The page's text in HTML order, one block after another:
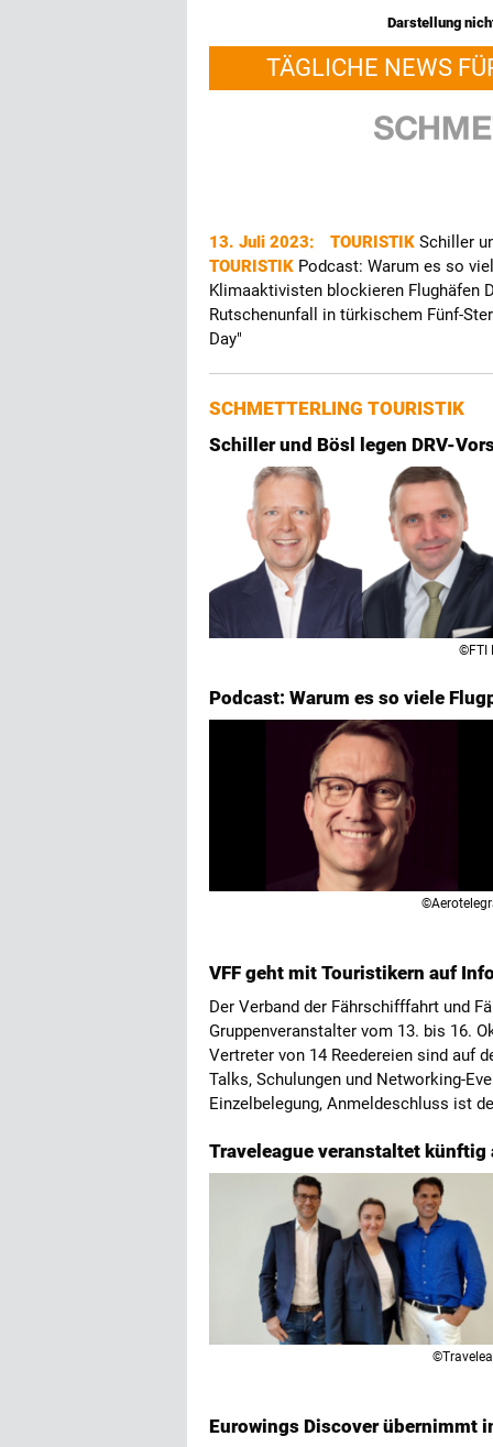
Darstellung
TÄGLICHE NEWS
13. Juli 2023: TOURISTIK Schiller
TOURISTIK Podcast: Warum es so
Klimaaktivisten blockieren Flughäfen
Rutschenunfall in türkischem Fünf-
Day"
SCHMETTERLING TOURISTIK
Schiller und Bösl legen DRV-
©FTI
Podcast: Warum es so viele
VFF geht mit Touristikern auf
Der Verband der Fährschifffahrt und
Gruppenveranstalter vom 13. bis 16.
Vertreter von 14 Reedereien sind auf
Talks, Schulungen und Networking-
Einzelbelegung, Anmeldeschluss ist
Traveleague veranstaltet künftig
Eurowings Discover übernimmt